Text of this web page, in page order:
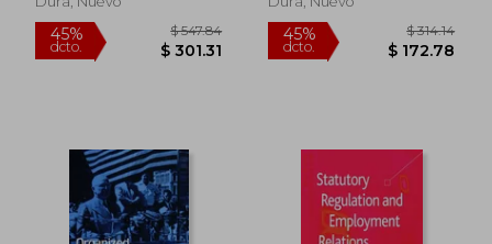
45%
dcto. $ 46.11
45%
dcto. $